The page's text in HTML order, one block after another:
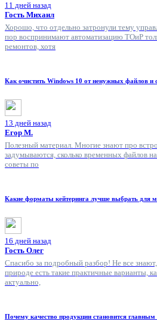
11 дней назад
Гость Михаил
Хорошо, что отдельно затронули тему
пор воспринимают автоматизацию ТОиР
ремонтов, хотя
Как очистить Windows 10 от ненужных файлов и
13 дней назад
Егор М.
Полезный материал. Многие знают про
задумываются, сколько временных файлов
советы по
Какие форматы кейтеринга лучше выбрать для
16 дней назад
Гость Олег
Спасибо за подробный разбор! Не все
природе есть такие практичные варианты,
актуально,
Почему качество продукции становится